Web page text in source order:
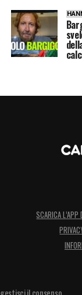
SCARICA